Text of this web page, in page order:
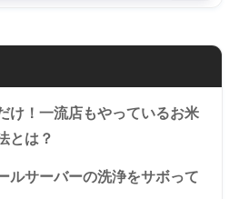
け！一流店もやっているお米
とは？
ルサーバーの洗浄をサボって